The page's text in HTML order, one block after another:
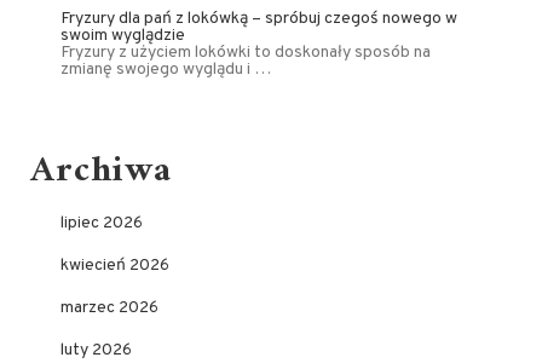
Fryzury dla pań z lokówką – spróbuj czegoś nowego w
swoim wyglądzie
Fryzury z użyciem lokówki to doskonały sposób na
zmianę swojego wyglądu i …
Archiwa
lipiec 2026
kwiecień 2026
marzec 2026
luty 2026